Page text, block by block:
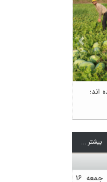
اند؛
Previous
بيشتر ...
پیش بینی قیمت طلا، سکه و دلار جمعه ۱۶